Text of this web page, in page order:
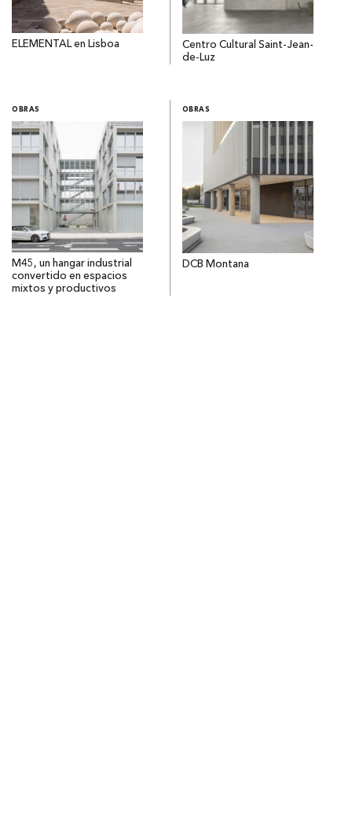
ELEMENTAL en Lisboa
Centro Cultural Saint-Jean-
de-Luz
OBRAS
M45, un hangar industrial
convertido en espacios
mixtos y productivos
OBRAS
DCB Montana